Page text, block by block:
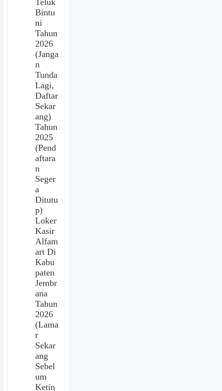
Teluk
Bintu
ni
Tahun
2026
(Janga
n
Tunda
Lagi,
Daftar
Sekar
ang)
Tahun
2025
(Pend
aftara
n
Seger
a
Ditutu
p)
Loker
Kasir
Alfam
art Di
Kabu
paten
Jembr
ana
Tahun
2026
(Lama
r
Sekar
ang
Sebel
um
Ketin